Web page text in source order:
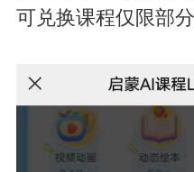
可兑换课程仅限部